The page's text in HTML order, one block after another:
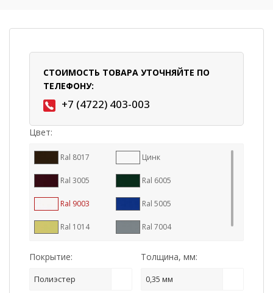
СТОИМОСТЬ ТОВАРА УТОЧНЯЙТЕ ПО
ТЕЛЕФОНУ:
+7 (4722) 403-003
Цвет:
Ral 8017 Цинк
Ral 3005 Ral 6005
Ral 9003 Ral 5005
Ral 1014 Ral 7004
Покрытие:
Полиэстер
Толщина, мм:
0,35 мм